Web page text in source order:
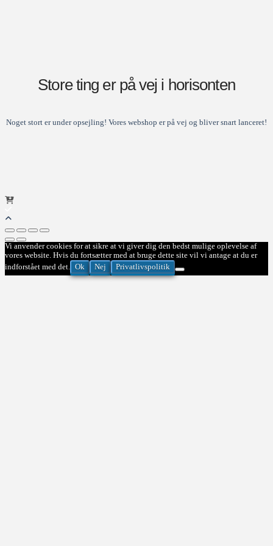
Store ting er på vej i horisonten
Noget stort er under opsejling! Vores webshop er på vej og bliver snart lanceret!
Vi anvender cookies for at sikre at vi giver dig den bedst mulige oplevelse af
vores website. Hvis du fortsætter med at bruge dette site vil vi antage at du er
indforstået med det. Ok Nej Privatlivspolitik